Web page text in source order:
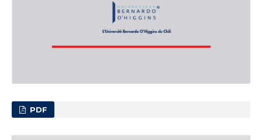
PDF